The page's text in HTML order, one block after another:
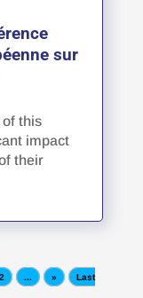
sur
of this
impact
their
... »
Last